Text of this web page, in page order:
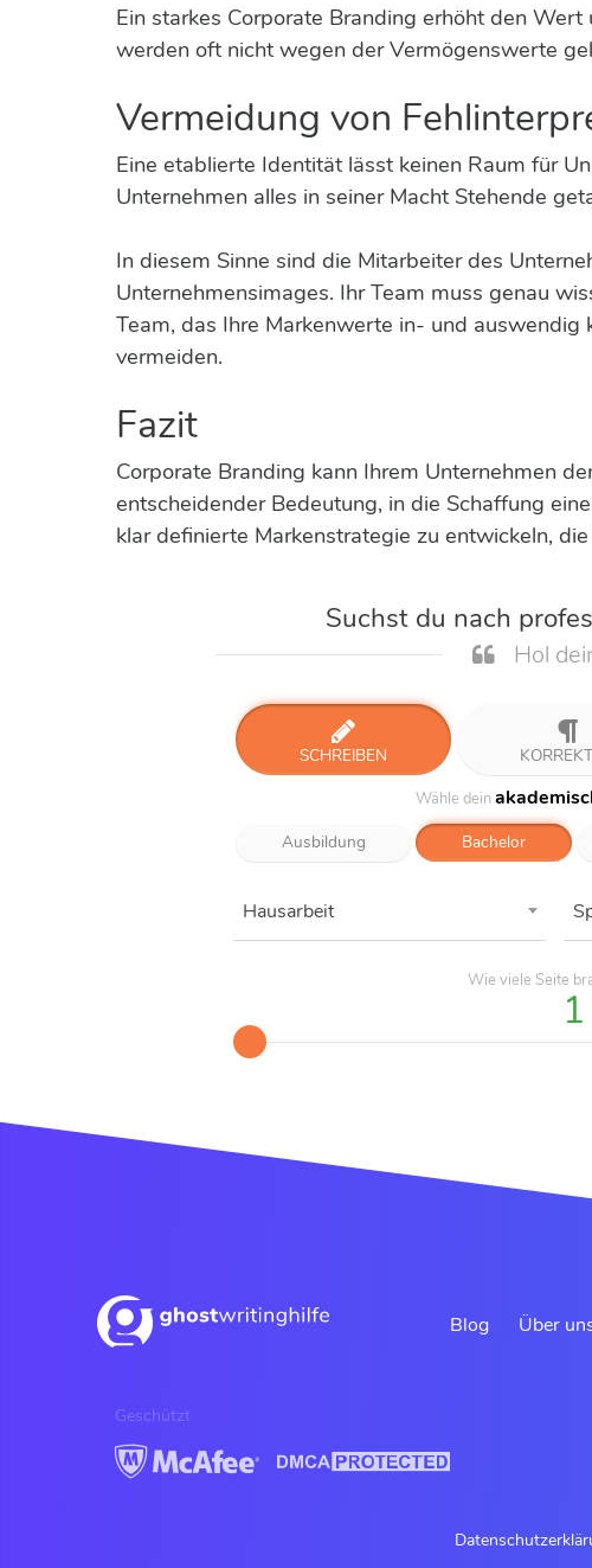
Ein starkes Corporate Branding erhöht den
werden oft nicht wegen der Vermögenswerte
Vermeidung von
Eine etablierte Identität lässt keinen Raum für
Unternehmen alles in seiner Macht Stehende
In diesem Sinne sind die Mitarbeiter des
Unternehmensimages. Ihr Team muss genau
Team, das Ihre Markenwerte in- und auswendig
vermeiden.
Fazit
Corporate Branding kann Ihrem Unternehmen
entscheidender Bedeutung, in die Schaffung
klar definierte Markenstrategie zu entwickeln,
Suchst du nach
Hol
SCHREIBEN
Wähle dein
Ausbildung Bachelor
Hausarbeit
Wie viele Seite
Blog Über
Geschützt